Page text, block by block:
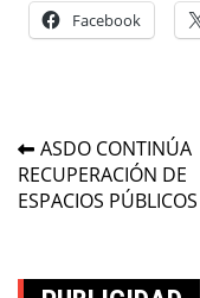
Facebook
Navegación
de
ASDO CONTINÚA
RECUPERACIÓN DE
ESPACIOS PÚBLICOS